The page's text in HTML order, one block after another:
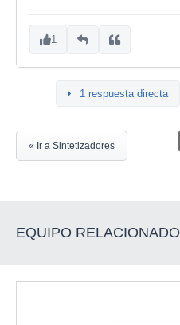
1
1 respuesta directa
« Ir a Sintetizadores
EQUIPO RELACIONADO